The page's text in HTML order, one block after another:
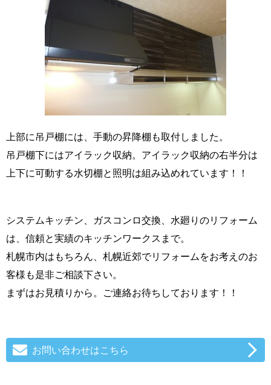
上部に吊戸棚には、手動の昇降棚も取付しました。
吊戸棚下にはアイラック収納。アイラック収納の右半分は
上下に可動する水切棚と照明は組み込めれています！！
システムキッチン、ガスコンロ交換、水廻りのリフォーム
は、信頼と実績のキッチンワークスまで。
札幌市内はもちろん、札幌近郊でリフォームをお考えのお
客様も是非ご相談下さい。
まずはお見積りから。ご連絡お待ちしております！！
お問い合わせはこちら